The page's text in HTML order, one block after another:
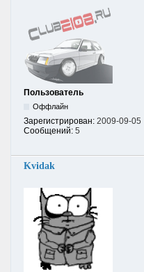
Пользователь
Оффлайн
Зарегистрирован: 2009-09-05
Сообщений: 5
Kvidak